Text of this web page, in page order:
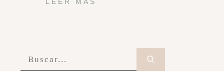
LEER MÁS